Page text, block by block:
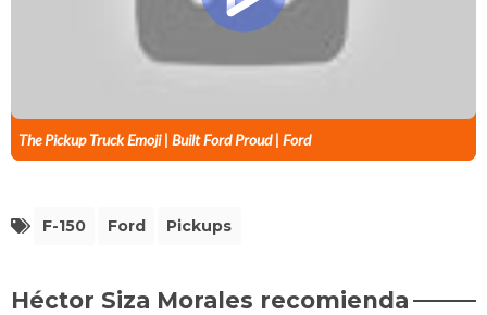
The Pickup Truck Emoji | Built Ford Proud | Ford
F-150 Ford Pickups
Héctor Siza Morales recomienda